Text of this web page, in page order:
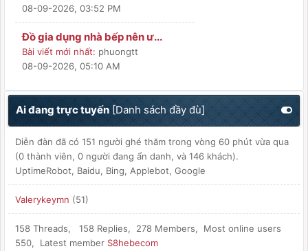
08-09-2026, 03:52 PM
Đồ gia dụng nhà bếp nên ư...
Bài viết mới nhất: phuongtt
08-09-2026, 05:10 AM
Ai đang trực tuyến[Danh sách đầy đù]
Diễn đàn đã có 151 người ghé thăm trong vòng 60 phút vừa qua
(0 thành viên, 0 người đang ẩn danh, và 146 khách).
UptimeRobot, Baidu, Bing, Applebot, Google
Valerykeymn (51)
158 Threads, 158 Replies, 278 Members, Most online users
550, Latest member S8hebecom